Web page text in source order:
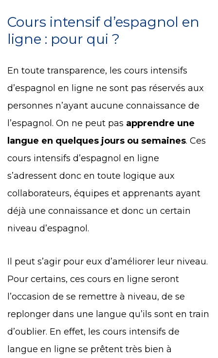
Cours intensif d’espagnol en
ligne : pour qui ?
En toute transparence, les cours intensifs
d’espagnol en ligne ne sont pas réservés aux
personnes n’ayant aucune connaissance de
l’espagnol. On ne peut pas apprendre une
langue en quelques jours ou semaines. Ces
cours intensifs d’espagnol en ligne
s’adressent donc en toute logique aux
collaborateurs, équipes et apprenants ayant
déjà une connaissance et donc un certain
niveau d’espagnol.
Il peut s’agir pour eux d’améliorer leur niveau.
Pour certains, ces cours en ligne seront
l’occasion de se remettre à niveau, de se
replonger dans une langue qu’ils sont en train
d’oublier. En effet, les cours intensifs de
langue en ligne se prêtent très bien à